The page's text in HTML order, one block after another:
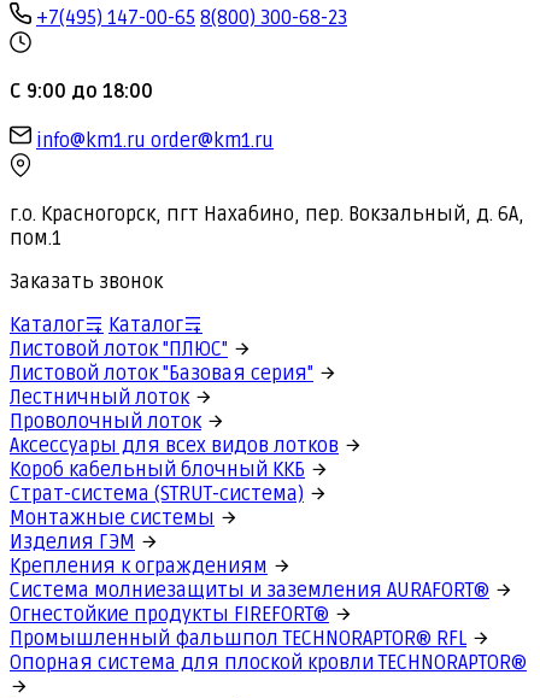
+7(495) 147-00-65 8(800) 300-68-23
С 9:00 до 18:00
info@km1.ru order@km1.ru
г.о. Красногорск, пгт Нахабино, пер. Вокзальный, д. 6А,
пом.1
Заказать звонок
Каталог
Каталог
Листовой лоток "ПЛЮС"
Листовой лоток "Базовая серия"
Лестничный лоток
Проволочный лоток
Аксессуары для всех видов лотков
Короб кабельный блочный ККБ
Страт-система (STRUT-система)
Монтажные системы
Изделия ГЭМ
Крепления к ограждениям
Система молниезащиты и заземления AURAFORT®
Огнестойкие продукты FIREFORT®
Промышленный фальшпол TECHNORAPTOR® RFL
Опорная система для плоской кровли TECHNORAPTOR®